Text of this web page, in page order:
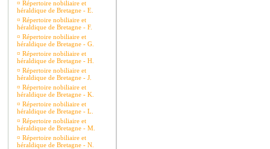
¤ Répertoire nobiliaire et
héraldique de Bretagne - E.
¤ Répertoire nobiliaire et
héraldique de Bretagne - F.
¤ Répertoire nobiliaire et
héraldique de Bretagne - G.
¤ Répertoire nobiliaire et
héraldique de Bretagne - H.
¤ Répertoire nobiliaire et
héraldique de Bretagne - J.
¤ Répertoire nobiliaire et
héraldique de Bretagne - K.
¤ Répertoire nobiliaire et
héraldique de Bretagne - L.
¤ Répertoire nobiliaire et
héraldique de Bretagne - M.
¤ Répertoire nobiliaire et
héraldique de Bretagne - N.